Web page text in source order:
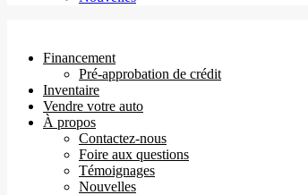
Financement
Pré-approbation de crédit
Inventaire
Vendre votre auto
À propos
Contactez-nous
Foire aux questions
Témoignages
Nouvelles